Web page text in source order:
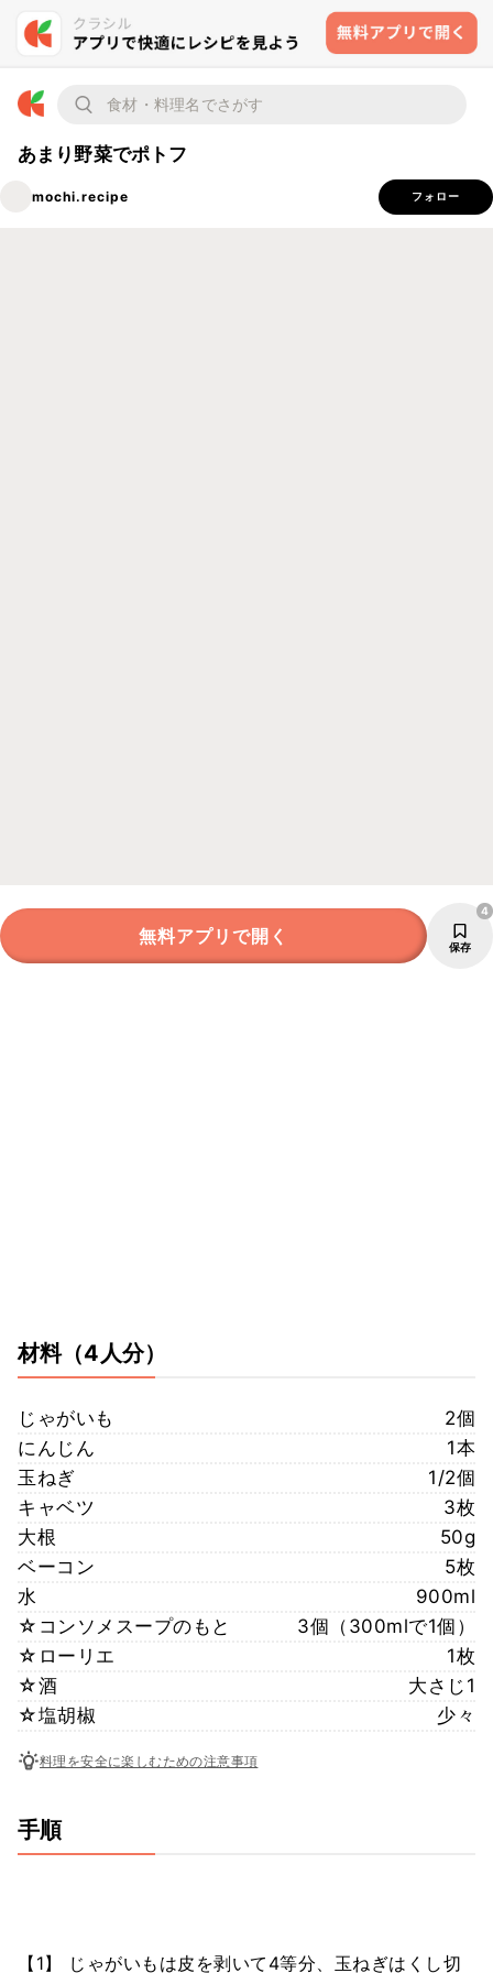
あまり野菜でポトフ
mochi.recipe フォロー
無料アプリで開く 保存
4
材料（4人分）
じゃがいも
2個
にんじん
1本
玉ねぎ
1/2個
キャベツ
3枚
大根
50g
ベーコン
5枚
水
900ml
☆コンソメスープのもと
3個（300mlで1個）
☆ローリエ
1枚
☆酒
大さじ1
☆塩胡椒
少々
料理を安全に楽しむための注意事項
手順
【1】 じゃがいもは皮を剥いて4等分、玉ねぎはくし切